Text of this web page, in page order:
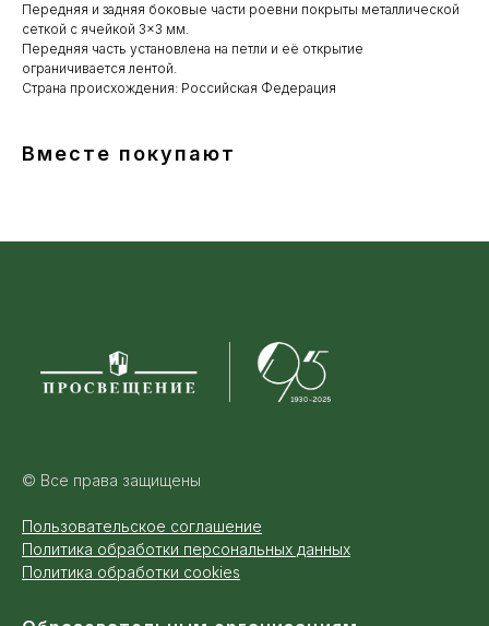
Передняя и задняя боковые части роевни покрыты металлической
сеткой с ячейкой 3×3 мм.
Передняя часть установлена на петли и её открытие
ограничивается лентой.
Страна происхождения: Российская Федерация
Вместе покупают
© Все права защищены
Пользовательское соглашение
Политика обработки персональных данных
Политика обработки cookies